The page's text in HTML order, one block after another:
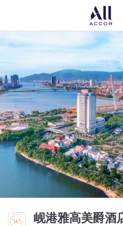
岘港雅高美爵酒